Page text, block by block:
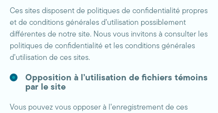
Ces sites disposent de politiques de confidentialité propres
et de conditions générales d’utilisation possiblement
différentes de notre site. Nous vous invitons à consulter les
politiques de confidentialité et les conditions générales
d’utilisation de ces sites.
Opposition à l’utilisation de fichiers témoins
par le site
Vous pouvez vous opposer à l’enregistrement de ces